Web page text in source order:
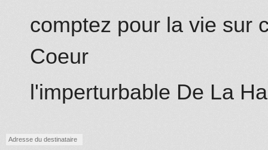
comptez pour la vie sur
Coeur
l'imperturbable De La
Adresse du destinataire